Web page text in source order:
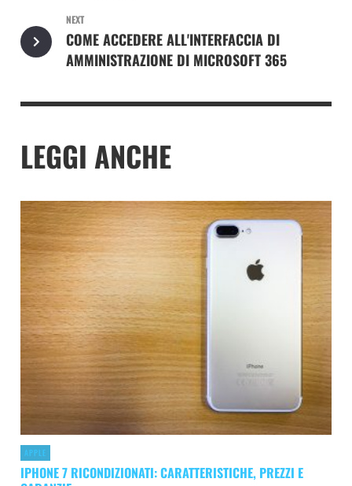
NEXT
COME ACCEDERE ALL'INTERFACCIA DI
AMMINISTRAZIONE DI MICROSOFT 365
LEGGI ANCHE
APPLE
IPHONE 7 RICONDIZIONATI: CARATTERISTICHE, PREZZI E